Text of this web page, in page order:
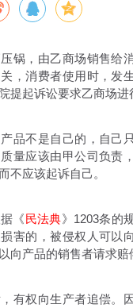
，由乙商场销售给
，消费者使用时，发
提起诉讼要求乙商场进
不是自己的，自己只
量应该由甲公司负责
不应该起诉自己。
《民法典》1203条的
害的，被侵权人可以
向产品的销售者请求赔
权向生产者追偿。